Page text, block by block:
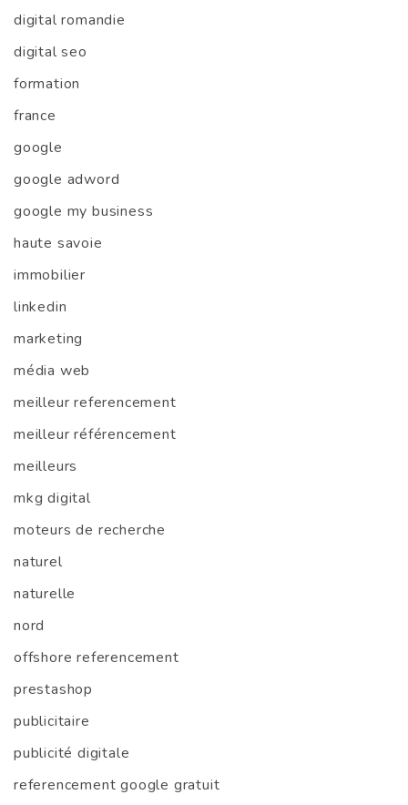
digital romandie
digital seo
formation
france
google
google adword
google my business
haute savoie
immobilier
linkedin
marketing
média web
meilleur referencement
meilleur référencement
meilleurs
mkg digital
moteurs de recherche
naturel
naturelle
nord
offshore referencement
prestashop
publicitaire
publicité digitale
referencement google gratuit